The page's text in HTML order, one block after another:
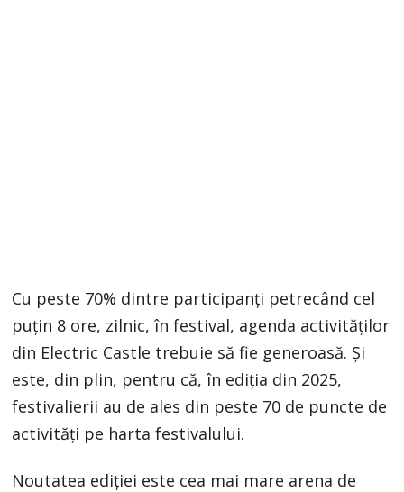
Cu peste 70% dintre participanți petrecând cel
puțin 8 ore, zilnic, în festival, agenda activităților
din Electric Castle trebuie să fie generoasă. Și
este, din plin, pentru că, în ediția din 2025,
festivalierii au de ales din peste 70 de puncte de
activități pe harta festivalului.
Noutatea ediției este cea mai mare arena de